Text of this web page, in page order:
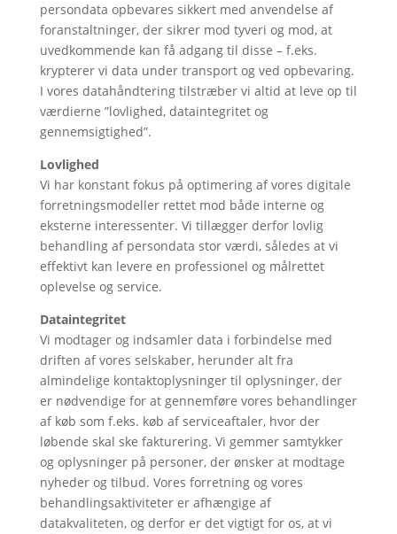
persondata opbevares sikkert med anvendelse af
foranstaltninger, der sikrer mod tyveri og mod, at
uvedkommende kan få adgang til disse – f.eks.
krypterer vi data under transport og ved opbevaring.
I vores datahåndtering tilstræber vi altid at leve op til
værdierne ”lovlighed, dataintegritet og
gennemsigtighed”.
Lovlighed
Vi har konstant fokus på optimering af vores digitale
forretningsmodeller rettet mod både interne og
eksterne interessenter. Vi tillægger derfor lovlig
behandling af persondata stor værdi, således at vi
effektivt kan levere en professionel og målrettet
oplevelse og service.
Dataintegritet
Vi modtager og indsamler data i forbindelse med
driften af vores selskaber, herunder alt fra
almindelige kontaktoplysninger til oplysninger, der
er nødvendige for at gennemføre vores behandlinger
af køb som f.eks. køb af serviceaftaler, hvor der
løbende skal ske fakturering. Vi gemmer samtykker
og oplysninger på personer, der ønsker at modtage
nyheder og tilbud. Vores forretning og vores
behandlingsaktiviteter er afhængige af
datakvaliteten, og derfor er det vigtigt for os, at vi